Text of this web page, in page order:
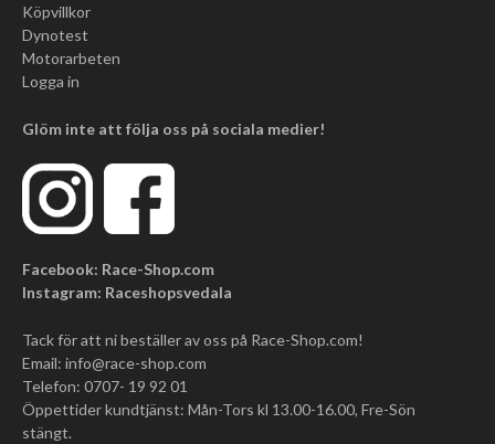
Köpvillkor
Dynotest
Motorarbeten
Logga in
Glöm inte att följa oss på sociala medier!
Facebook: Race-Shop.com
Instagram: Raceshopsvedala
Tack för att ni beställer av oss på Race-Shop.com!
Email: info@race-shop.com
Telefon: 0707- 19 92 01
Öppettider kundtjänst: Mån-Tors kl 13.00-16.00, Fre-Sön
stängt.